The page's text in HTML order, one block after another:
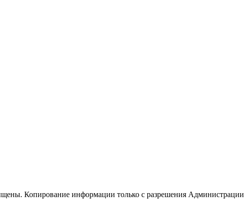
Копирование информации только с разрешения Администрации